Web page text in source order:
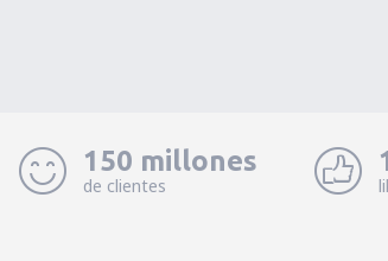
150 millones
de clientes